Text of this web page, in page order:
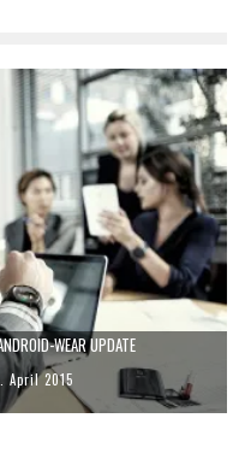
WEAR UPDATE
April 2015